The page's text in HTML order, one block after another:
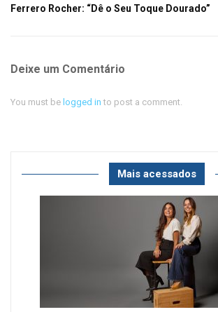
Ferrero Rocher: “Dê o Seu Toque Dourado”
Deixe um Comentário
You must be logged in to post a comment.
Mais acessados